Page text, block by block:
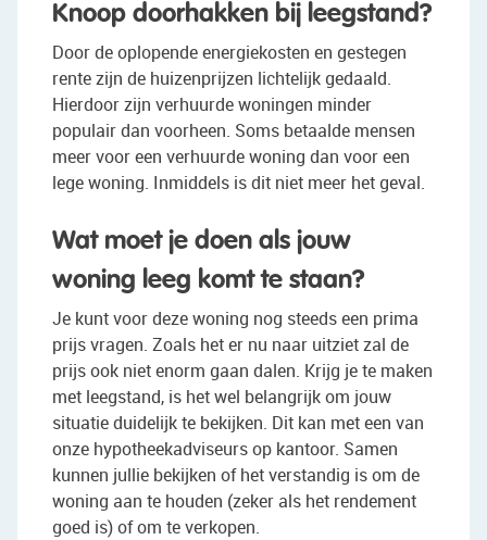
Knoop doorhakken bij leegstand?
Door de oplopende energiekosten en gestegen
rente zijn de huizenprijzen lichtelijk gedaald.
Hierdoor zijn verhuurde woningen minder
populair dan voorheen. Soms betaalde mensen
meer voor een verhuurde woning dan voor een
lege woning. Inmiddels is dit niet meer het geval.
Wat moet je doen als jouw
woning leeg komt te staan?
Je kunt voor deze woning nog steeds een prima
prijs vragen. Zoals het er nu naar uitziet zal de
prijs ook niet enorm gaan dalen. Krijg je te maken
met leegstand, is het wel belangrijk om jouw
situatie duidelijk te bekijken. Dit kan met een van
onze hypotheekadviseurs op kantoor. Samen
kunnen jullie bekijken of het verstandig is om de
woning aan te houden (zeker als het rendement
goed is) of om te verkopen.